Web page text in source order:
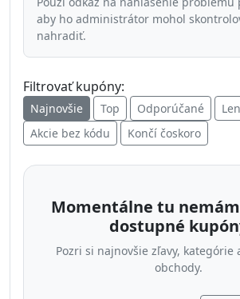
aby ho administrátor mohol
nahradiť.
Filtrovať kupóny:
Najnovšie Top Odporúčané
Akcie bez kódu
Končí čoskoro
Momentálne tu
dostupné
Pozri si najnovšie zľavy, kategórie
obchody.